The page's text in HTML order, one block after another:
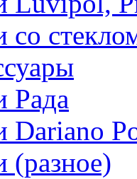
со
Рада
Dariano
(разное)